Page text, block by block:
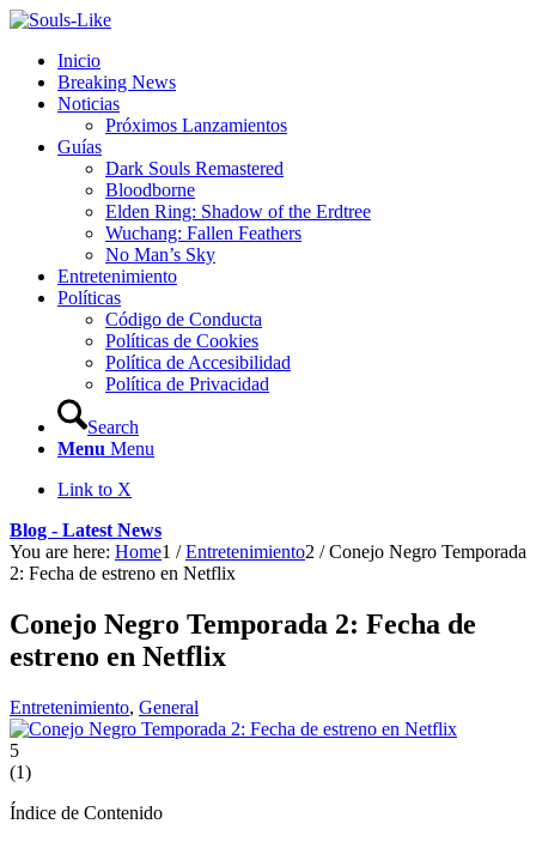
Inicio
Breaking News
Noticias
Próximos Lanzamientos
Guías
Dark Souls Remastered
Bloodborne
Elden Ring: Shadow of the Erdtree
Wuchang: Fallen Feathers
No Man’s Sky
Entretenimiento
Políticas
Código de Conducta
Políticas de Cookies
Política de Accesibilidad
Política de Privacidad
Search
Menu Menu
Link to X
Blog - Latest News
You are here: Home1 / Entretenimiento2 / Conejo Negro Temporada
2: Fecha de estreno en Netflix
Conejo Negro Temporada 2: Fecha de
estreno en Netflix
Entretenimiento, General
5
(1)
Índice de Contenido